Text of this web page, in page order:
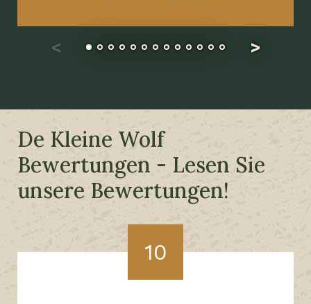
De Kleine Wolf
Bewertungen - Lesen Sie
unsere Bewertungen!
10